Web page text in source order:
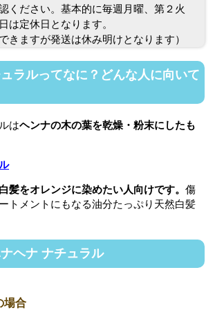
ください。基本的に毎週月曜、第２火
は定休日となります。
きますが発送は休み明けとなります）
ラルってなに？どんな人に向いて
はヘンナの木の葉を乾燥・粉末にしたも
白髪をオレンジに染めたい人向けです。 傷
トメントにもなる油分たっぷり天然白髪
ヘナ ナチュラル
場合